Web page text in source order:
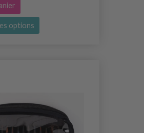
options